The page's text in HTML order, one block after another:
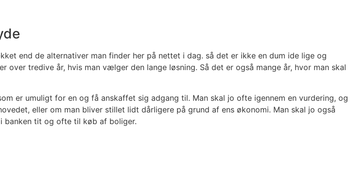
end de alternativer man finder her på nettet i dag. så det er ikke en dum ide lige og
tredive år, hvis man vælger den lange løsning. Så det er også mange år, hvor man skal
er umuligt for en og få anskaffet sig adgang til. Man skal jo ofte igennem en vurdering, og
eller om man bliver stillet lidt dårligere på grund af ens økonomi. Man skal jo også
banken tit og ofte til køb af boliger.